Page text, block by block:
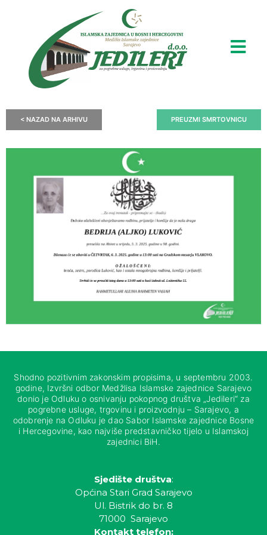
< NAZAD NA ARHIVU PREUZMI SMRTOVNICU
Shodno pozitivnim zakonskim propisima, u septembru 2003.
godine, Izvršni odbor Medžlisa Islamske zajednice Sarajevo
donio je Odluku o osnivanju pokopnog društva „Jedileri“ za
pogrebne usluge, trgovinu i proizvodnju – Sarajevo, a
odobrenje na Odluku je dao Sabor Islamske zajednice Bosne
i Hercegovine, kao najviše predstavničko tijelo u Islamskoj
zajednici BiH.
Sjedište društva:
Općina Stari Grad Sarajevo
Ul. Bistrik do br. 8
71000 Sarajevo
Kontakt telefon: